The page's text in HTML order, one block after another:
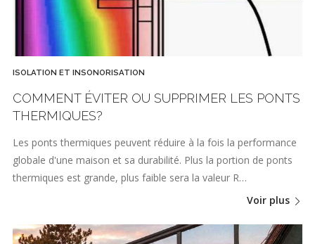
ISOLATION ET INSONORISATION
COMMENT ÉVITER OU SUPPRIMER LES PONTS
THERMIQUES?
Les ponts thermiques peuvent réduire à la fois la performance
globale d'une maison et sa durabilité. Plus la portion de ponts
thermiques est grande, plus faible sera la valeur R…
Voir plus